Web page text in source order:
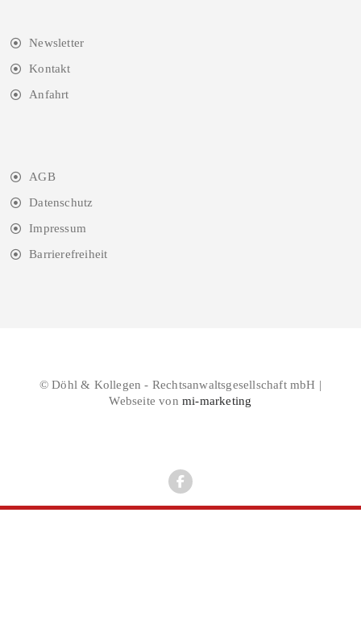
Newsletter
Kontakt
Anfahrt
AGB
Datenschutz
Impressum
Barrierefreiheit
© Döhl & Kollegen - Rechtsanwaltsgesellschaft mbH |
Webseite vonmi-marketing